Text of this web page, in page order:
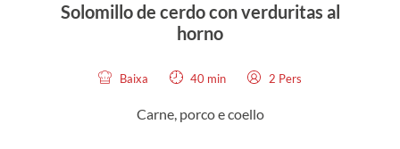
Solomillo de cerdo con verduritas al
horno
Baixa 40 min 2 Pers
Carne, porco e coello